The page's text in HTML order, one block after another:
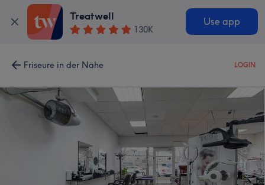
Treatwell
130K
Use app
Friseure in der Nähe LOGIN